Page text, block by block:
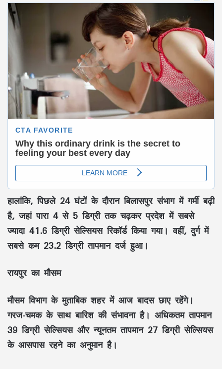
हालांकि, पिछले 24 घंटों के दौरान बिलासपुर संभाग में गर्मी बढ़ी
है, जहां पारा 4 से 5 डिग्री तक चढ़कर प्रदेश में सबसे
ज्यादा 41.6 डिग्री सेल्सियस रिकॉर्ड किया गया। वहीं, दुर्ग में
सबसे कम 23.2 डिग्री तापमान दर्ज हुआ।
रायपुर का मौसम
मौसम विभाग के मुताबिक शहर में आज बादस छाए रहेंगे।
गरज-चमक के साथ बारिश की संभावना है। अधिकतम तापमान
39 डिग्री सेल्सियस और न्यूनतम तापमान 27 डिग्री सेल्सियस
के आसपास रहने का अनुमान है।